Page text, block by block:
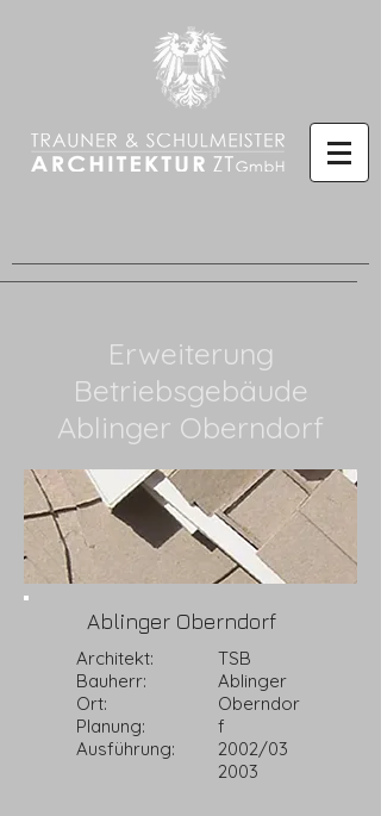
Erweiterung
Betriebsgebäude
Ablinger Oberndorf
Ablinger Oberndorf
Architekt:
Bauherr:
Ort:
Planung:
Ausführung:
TSB
Ablinger
Oberndor
f
2002/03
2003